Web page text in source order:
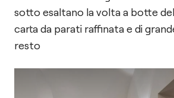
sotto esaltano la volta a botte
carta da parati raffinata e di
resto